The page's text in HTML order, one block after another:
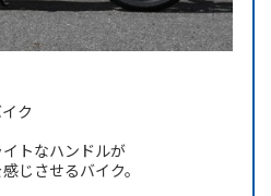
ク
トなハンドルが
じさせるバイク。